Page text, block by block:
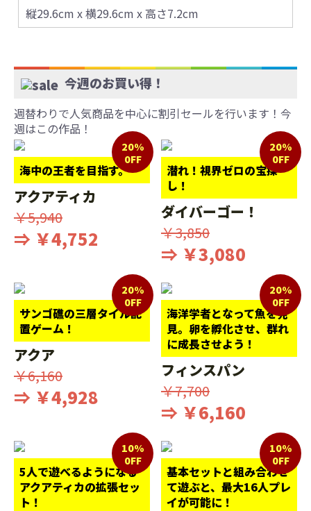
縦29.6cm x 横29.6cm x 高さ7.2cm
今週のお買い得！
週替わりで人気商品を中心に割引セールを行います！今
週はこの作品！
海中の王者を目指す。
20%
0FF
アクアティカ
￥5,940
⇒ ￥4,752
潜れ！視界ゼロの宝探
し！
20%
0FF
ダイバーゴー！
￥3,850
⇒ ￥3,080
サンゴ礁の三層タイル配
置ゲーム！
20%
0FF
アクア
￥6,160
⇒ ￥4,928
海洋学者となって魚を発
見。卵を孵化させ、群れ
に成長させよう！
20%
0FF
フィンスパン
￥7,700
⇒ ￥6,160
5人で遊べるようになる
アクアティカの拡張セッ
ト！
10%
0FF
基本セットと組み合わせ
て遊ぶと、最大16人プレ
イが可能に！
10%
0FF